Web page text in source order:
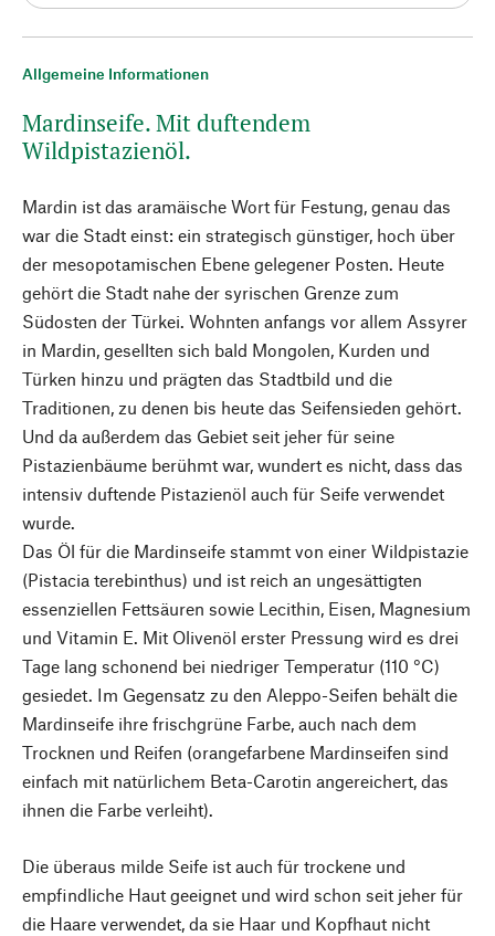
Allgemeine Informationen
Mardinseife. Mit duftendem
Wildpistazienöl.
Mardin ist das aramäische Wort für Festung, genau das
war die Stadt einst: ein strategisch günstiger, hoch über
der mesopotamischen Ebene gelegener Posten. Heute
gehört die Stadt nahe der syrischen Grenze zum
Südosten der Türkei. Wohnten anfangs vor allem Assyrer
in Mardin, gesellten sich bald Mongolen, Kurden und
Türken hinzu und prägten das Stadtbild und die
Traditionen, zu denen bis heute das Seifensieden gehört.
Und da außerdem das Gebiet seit jeher für seine
Pistazienbäume berühmt war, wundert es nicht, dass das
intensiv duftende Pistazienöl auch für Seife verwendet
wurde.
Das Öl für die Mardinseife stammt von einer Wildpistazie
(Pistacia terebinthus) und ist reich an ungesättigten
essenziellen Fettsäuren sowie Lecithin, Eisen, Magnesium
und Vitamin E. Mit Olivenöl erster Pressung wird es drei
Tage lang schonend bei niedriger Temperatur (110 °C)
gesiedet. Im Gegensatz zu den Aleppo-Seifen behält die
Mardinseife ihre frischgrüne Farbe, auch nach dem
Trocknen und Reifen (orangefarbene Mardinseifen sind
einfach mit natürlichem Beta-Carotin angereichert, das
ihnen die Farbe verleiht).
Die überaus milde Seife ist auch für trockene und
empfindliche Haut geeignet und wird schon seit jeher für
die Haare verwendet, da sie Haar und Kopfhaut nicht